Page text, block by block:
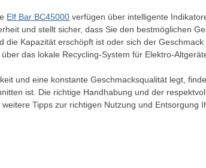
Elf Bar BC45000 verfügen über intelligente
und stellt sicher, dass Sie den bestmöglichen
die Kapazität erschöpft ist oder sich der
das lokale Recycling-System für Elektro-
und eine konstante Geschmacksqualität legt,
ist. Die richtige Handhabung und der
Tipps zur richtigen Nutzung und Entsorgung